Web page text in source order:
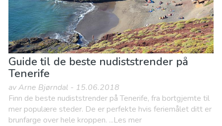
Guide til de beste nudiststrender på
Tenerife
av Arne Bjørndal - 15.06.2018
Finn de beste nudiststrender på Tenerife, fra bortgjemte til
mer populære steder. De er perfekte hvis feriemålet ditt er
brunfarge over hele kroppen. ...Les mer